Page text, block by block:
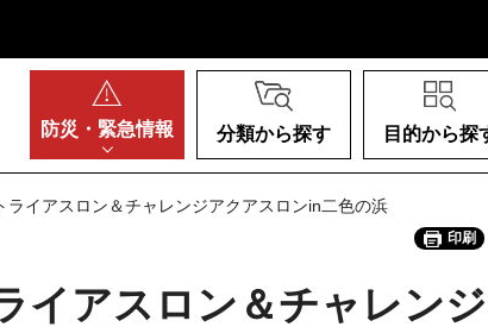
防災・ 緊急情報 分類から探す 目的から探
イアスロン＆チャレンジアクアスロンin二色の浜
印刷
イアスロン＆チャレン